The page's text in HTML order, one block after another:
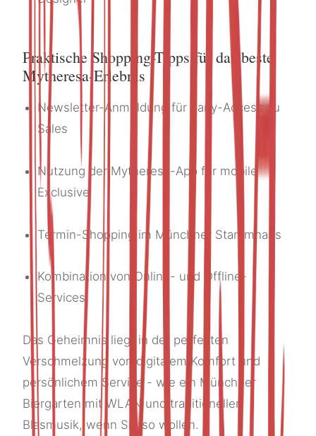
Praktische Shopping-Tipps für das beste
Mytheresa-Erlebnis
Newsletter-Anmeldung für Early-Access zu
Sales
Nutzung der Mytheresa-App für mobile
Exclusive
Termin-Shopping im Münchner Stammhaus
Kombination von Online- und Offline-
Services
Das Geheimnis liegt in der perfekten
Verschmelzung von digitalem Komfort und
persönlichem Service - wie ein Münchner
Biergarten mit WLAN und traditioneller
Blasmusik, wenn Sie so wollen.